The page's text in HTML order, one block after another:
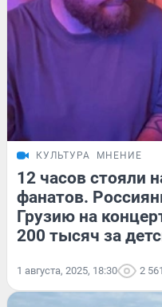
КУЛЬТУРА МНЕНИЕ
12 часов стояли
фанатов.
Грузию на
200 тысяч за
1 августа, 2025, 18:30 2 561